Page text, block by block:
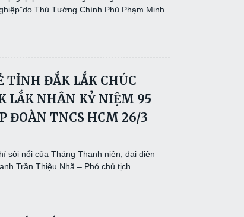
Thủ Tướng Chính Phủ Phạm Minh
TỈNH ĐẮK LẮK CHÚC
LẮK NHÂN KỶ NIỆM 95
ĐOÀN TNCS HCM 26/3
sôi nổi của Tháng Thanh niên, đại diện
Trần Thiệu Nhã – Phó chủ tịch…